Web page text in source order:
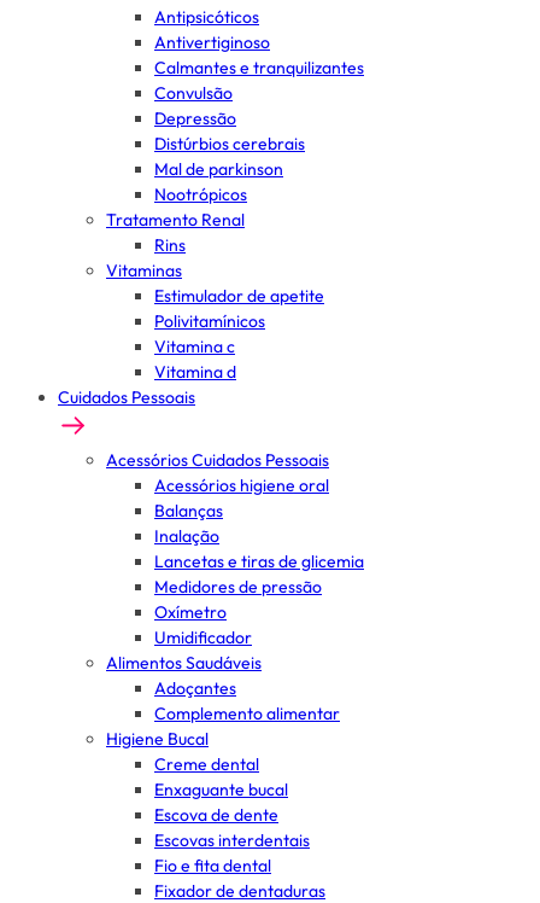
Antipsicóticos
Antivertiginoso
Calmantes e tranquilizantes
Convulsão
Depressão
Distúrbios cerebrais
Mal de parkinson
Nootrópicos
Tratamento Renal
Rins
Vitaminas
Estimulador de apetite
Polivitamínicos
Vitamina c
Vitamina d
Cuidados Pessoais
Acessórios Cuidados Pessoais
Acessórios higiene oral
Balanças
Inalação
Lancetas e tiras de glicemia
Medidores de pressão
Oxímetro
Umidificador
Alimentos Saudáveis
Adoçantes
Complemento alimentar
Higiene Bucal
Creme dental
Enxaguante bucal
Escova de dente
Escovas interdentais
Fio e fita dental
Fixador de dentaduras